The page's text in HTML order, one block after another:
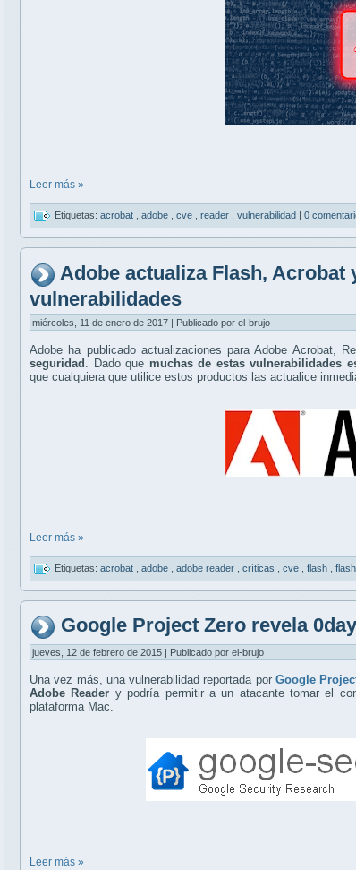
Leer más »
Etiquetas: acrobat adobe cve reader vulnerabilidad | 0
Adobe actualiza Flash, Acrobat
vulnerabilidades
miércoles, 11 de enero de 2017 | Publicado por el-brujo
Adobe ha publicado actualizaciones para Adobe Acrobat,
seguridad . Dado que muchas de estas vulnerabilidades
que cualquiera que utilice estos productos las actualice
Leer más »
Etiquetas: acrobat adobe adobe reader críticas cve flash
Google Project Zero revela
jueves, 12 de febrero de 2015 | Publicado por el-brujo
Una vez más, una vulnerabilidad reportada por Google
Adobe Reader y podría permitir a un atacante tomar el
plataforma Mac.
Leer más »